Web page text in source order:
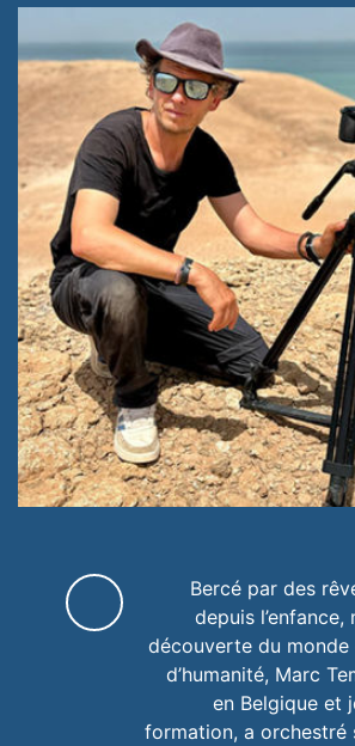
Bercé par des
depuis
découverte du monde
d’humanité, Marc
en Belgique et
formation, a orchestré